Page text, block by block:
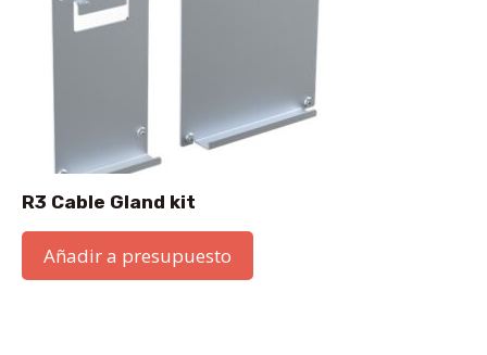
R3 Cable Gland kit
Añadir a presupuesto